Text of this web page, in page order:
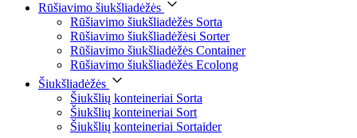
Rūšiavimo šiukšliadėžės
Rūšiavimo šiukšliadėžės Sorta
Rūšiavimo šiukšliadėžėsi Sorter
Rūšiavimo šiukšliadėžės Container
Rūšiavimo šiukšliadėžės Ecolong
Šiukšliadėžės
Šiukšlių konteineriai Sorta
Šiukšlių konteineriai Sort
Šiukšlių konteineriai Sortaider